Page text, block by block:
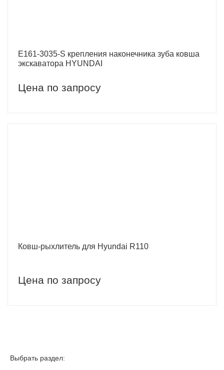
E161-3035-S крепления наконечника зуба ковша
экскаватора HYUNDAI
Цена по запросу
Ковш-рыхлитель для Hyundai R110
Цена по запросу
Выбрать раздел: